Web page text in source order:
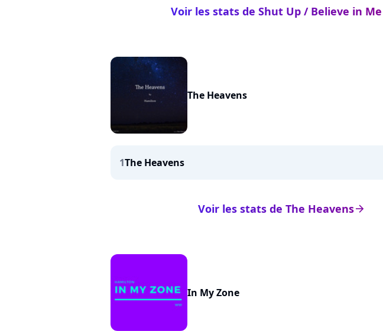
Voir les stats de Shut Up / Believe in Me
The Heavens
1The Heavens
arrow_right
Voir les stats de The Heavens
In My Zone